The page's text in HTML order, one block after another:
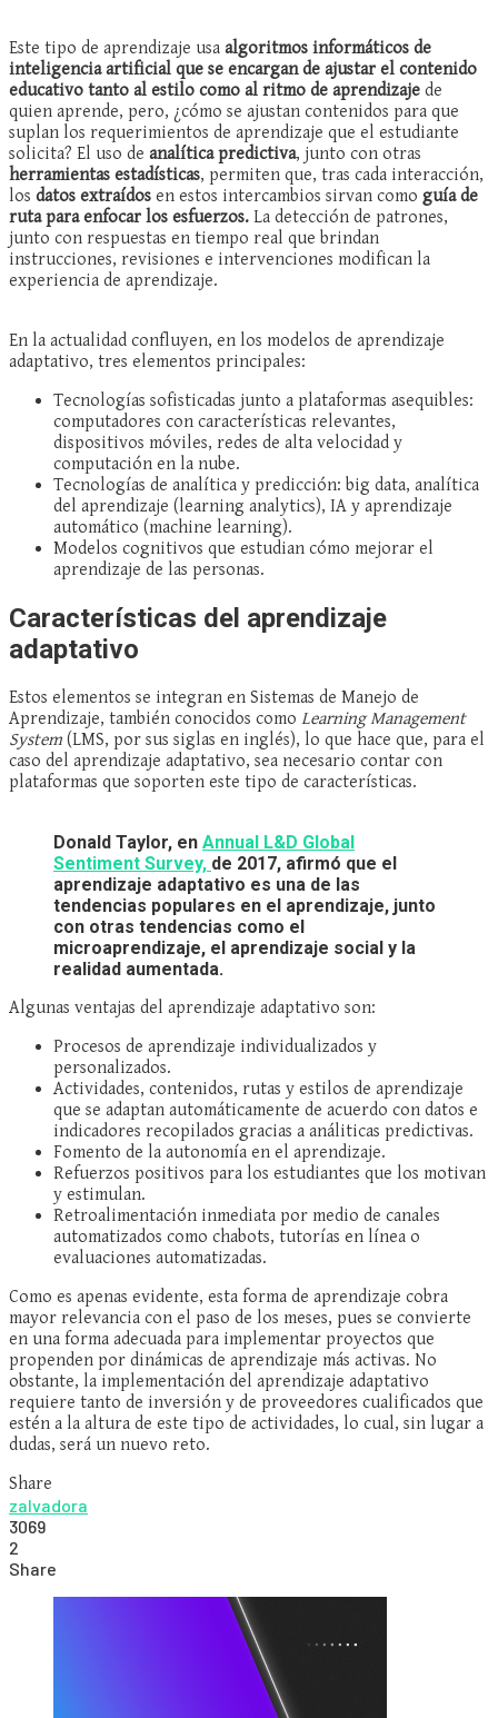
Este tipo de aprendizaje usa algoritmos informáticos de
inteligencia artificial que se encargan de ajustar el contenido
educativo tanto al estilo como al ritmo de aprendizaje de
quien aprende, pero, ¿cómo se ajustan contenidos para que
suplan los requerimientos de aprendizaje que el estudiante
solicita? El uso de analítica predictiva, junto con otras
herramientas estadísticas, permiten que, tras cada interacción,
los datos extraídos en estos intercambios sirvan como guía de
ruta para enfocar los esfuerzos. La detección de patrones,
junto con respuestas en tiempo real que brindan
instrucciones, revisiones e intervenciones modifican la
experiencia de aprendizaje.
En la actualidad confluyen, en los modelos de aprendizaje
adaptativo, tres elementos principales:
Tecnologías sofisticadas junto a plataformas asequibles:
computadores con características relevantes,
dispositivos móviles, redes de alta velocidad y
computación en la nube.
Tecnologías de analítica y predicción: big data, analítica
del aprendizaje (learning analytics), IA y aprendizaje
automático (machine learning).
Modelos cognitivos que estudian cómo mejorar el
aprendizaje de las personas.
Características del aprendizaje
adaptativo
Estos elementos se integran en Sistemas de Manejo de
Aprendizaje, también conocidos como Learning Management
System (LMS, por sus siglas en inglés), lo que hace que, para el
caso del aprendizaje adaptativo, sea necesario contar con
plataformas que soporten este tipo de características.
Donald Taylor, en Annual L&D Global
Sentiment Survey, de 2017, afirmó que el
aprendizaje adaptativo es una de las
tendencias populares en el aprendizaje, junto
con otras tendencias como el
microaprendizaje, el aprendizaje social y la
realidad aumentada.
Algunas ventajas del aprendizaje adaptativo son:
Procesos de aprendizaje individualizados y
personalizados.
Actividades, contenidos, rutas y estilos de aprendizaje
que se adaptan automáticamente de acuerdo con datos e
indicadores recopilados gracias a análiticas predictivas.
Fomento de la autonomía en el aprendizaje.
Refuerzos positivos para los estudiantes que los motivan
y estimulan.
Retroalimentación inmediata por medio de canales
automatizados como chabots, tutorías en línea o
evaluaciones automatizadas.
Como es apenas evidente, esta forma de aprendizaje cobra
mayor relevancia con el paso de los meses, pues se convierte
en una forma adecuada para implementar proyectos que
propenden por dinámicas de aprendizaje más activas. No
obstante, la implementación del aprendizaje adaptativo
requiere tanto de inversión y de proveedores cualificados que
estén a la altura de este tipo de actividades, lo cual, sin lugar a
dudas, será un nuevo reto.
Share
zalvadora
3069
2
Share